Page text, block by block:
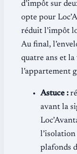
d’impôt sur
opte pour
réduit l’impôt
Au final,
quatre ans et la
l’appartement
Astuce :
avant la
l’isolation
plafonds